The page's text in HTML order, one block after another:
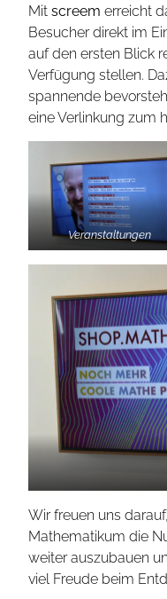
Mitscreem erreicht
Besucher direkt im
auf den ersten Blick
Verfügung stellen.
spannende
eine Verlinkung zum
Veranstaltungen
Wir freuen uns
Mathematikum die
weiter auszubauen
viel Freude beim